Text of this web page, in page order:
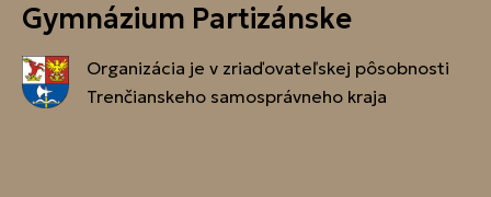
Gymnázium Partizánske
Organizácia je v zriaďovateľskej pôsobnosti
Trenčianskeho samosprávneho kraja